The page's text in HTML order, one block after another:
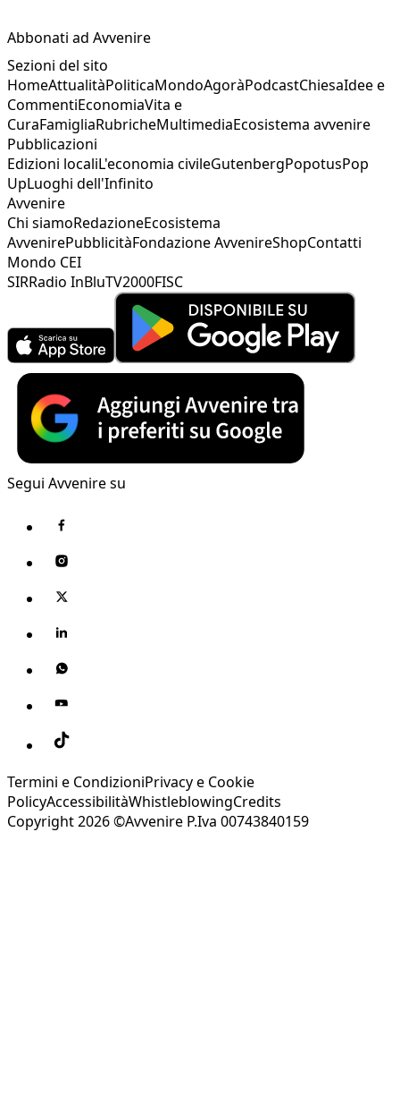
Abbonati ad Avvenire
Sezioni del sito
HomeAttualitàPoliticaMondoAgoràPodcastChiesaIdee e
CommentiEconomiaVita e
CuraFamigliaRubricheMultimediaEcosistema avvenire
Pubblicazioni
Edizioni localiL'economia civileGutenbergPopotusPop
UpLuoghi dell'Infinito
Avvenire
Chi siamoRedazioneEcosistema
AvvenirePubblicitàFondazione AvvenireShopContatti
Mondo CEI
SIRRadio InBluTV2000FISC
Segui Avvenire su
Termini e CondizioniPrivacy e Cookie
PolicyAccessibilitàWhistleblowingCredits
Copyright 2026 ©Avvenire P.Iva 00743840159